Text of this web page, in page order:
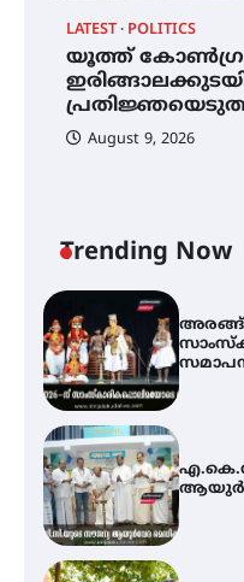
LATEST POLITICS
യൂത്ത് കോൺഗ്രസ്‌
August 9, 2026
Trending Now
യൂത്ത്
–
യൂത്ത്
താനൂർ